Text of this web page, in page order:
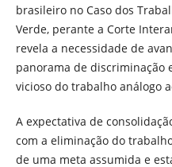
brasileiro no Caso dos
Verde, perante a Corte
revela a necessidade de
panorama de
vicioso do trabalho análogo
A expectativa de
com a eliminação do
de uma meta assumida e